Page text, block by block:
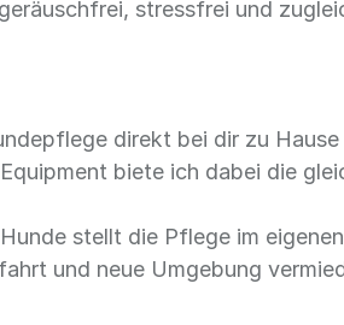
stressfrei und
direkt bei dir zu
biete ich dabei die
stellt die Pflege im
und neue Umgebung